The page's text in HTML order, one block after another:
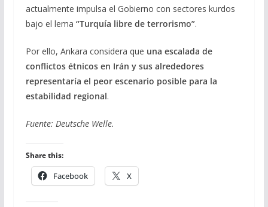
actualmente impulsa el Gobierno con sectores kurdos
bajo el lema “Turquía libre de terrorismo”.
Por ello, Ankara considera que una escalada de
conflictos étnicos en Irán y sus alrededores
representaría el peor escenario posible para la
estabilidad regional.
Fuente: Deutsche Welle.
Share this:
Facebook X